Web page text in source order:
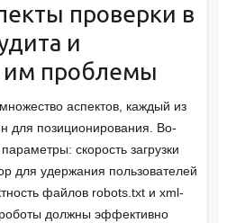
проверки в
и
проблемы
аспектов, каждый из
для позиционирования. Во-
скорость загрузки
для удержания пользователей
файлов robots.txt и xml-
должны эффективно